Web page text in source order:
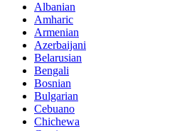
Albanian
Amharic
Armenian
Azerbaijani
Belarusian
Bengali
Bosnian
Bulgarian
Cebuano
Chichewa